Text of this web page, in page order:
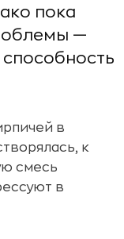
пока
—
в
к
смесь
в